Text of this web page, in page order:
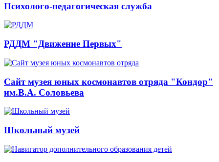
Психолого-педагогическая служба
РДДМ "Движение Первых"
Сайт музея юных космонавтов отряда "Кондор"
им.В.А. Соловьева
Школьный музей